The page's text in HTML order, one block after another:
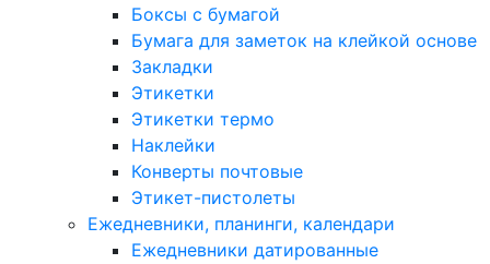
Боксы с бумагой
Бумага для заметок на клейкой основе
Закладки
Этикетки
Этикетки термо
Наклейки
Конверты почтовые
Этикет-пистолеты
Ежедневники, планинги, календари
Ежедневники датированные